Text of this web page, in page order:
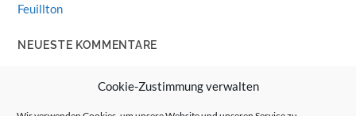
Cookie-Zustimmung verwalten
Feuillton
NEUESTE KOMMENTARE